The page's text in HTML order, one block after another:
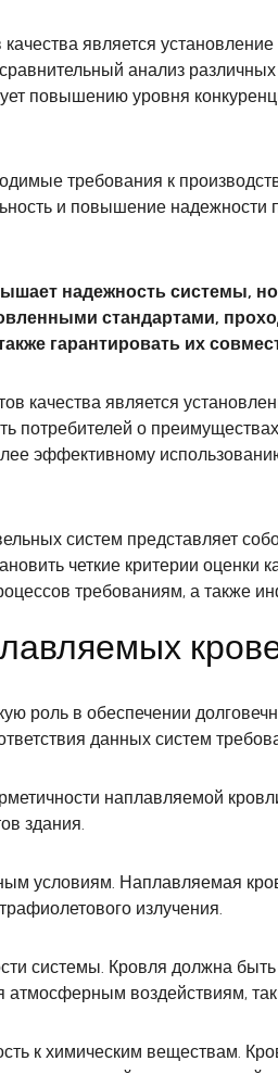
является
анализ
повышению уровня
требования к
и повышение надежности
надежность системы,
стандартами,
гарантировать их
является
потребителей о
эффективному
систем представляет
четкие критерии
требованиям, а также
роль в обеспечении
данных систем
наплавляемой
здания.
условиям. Наплавляемая
излучения.
системы. Кровля должна
воздействиям,
к химическим веществам.